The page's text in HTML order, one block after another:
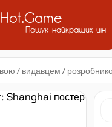
Hot.Game
Пошук найкращих цін